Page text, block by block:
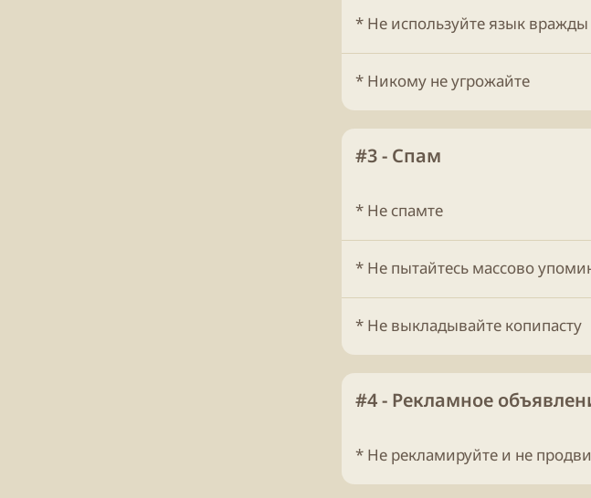
* Не используйте язык
* Никому не угрожайте
#3 - Спам
* Не спамте
* Не пытайтесь массово
* Не выкладывайте копипасту
#4 - Рекламное
* Не рекламируйте и не